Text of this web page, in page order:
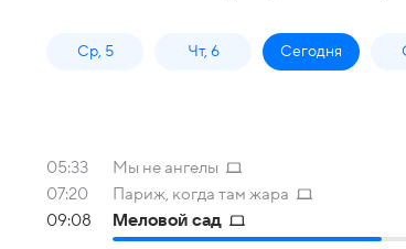
Ср, 5 Чт, 6 Сегодня
05:33
Мы не ангелы
07:20
Париж, когда там жара
09:08
Меловой сад